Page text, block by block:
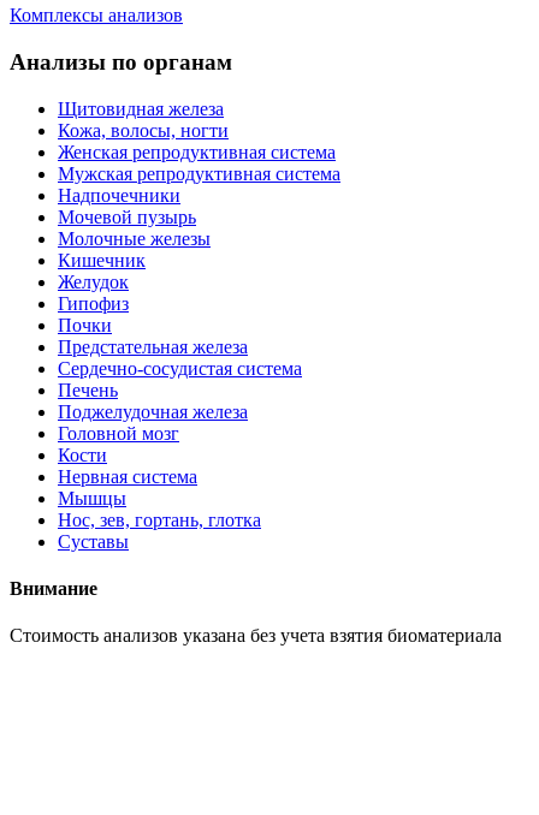
Комплексы анализов
Анализы по органам
Щитовидная железа
Кожа, волосы, ногти
Женская репродуктивная система
Мужская репродуктивная система
Надпочечники
Мочевой пузырь
Молочные железы
Кишечник
Желудок
Гипофиз
Почки
Предстательная железа
Сердечно-сосудистая система
Печень
Поджелудочная железа
Головной мозг
Кости
Нервная система
Мышцы
Нос, зев, гортань, глотка
Суставы
Внимание
Cтоимость анализов указана без учета взятия биоматериала